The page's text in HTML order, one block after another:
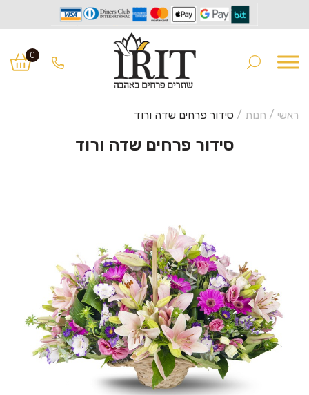
to
navigation
to
content
0
ראשי / חנות / סידור פרחים שדה ורוד
סידור פרחים שדה ורוד